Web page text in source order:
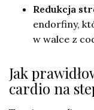
Redukcja
endorfiny,
w walce z
Jak
cardio na